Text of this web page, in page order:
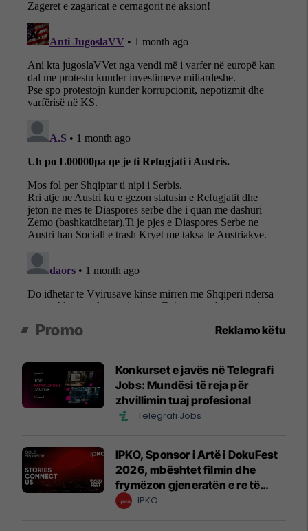
Promo Reklamo këtu
Konkurset e javës në Telegrafi
Jobs: Mundësi të reja për
zhvillimin tuaj profesional
Telegrafi Jobs
IPKO, Sponsor i Artë i DokuFest
2026, mbështet filmin dhe
frymëzon gjeneratën e re të
krijuesve
IPKO